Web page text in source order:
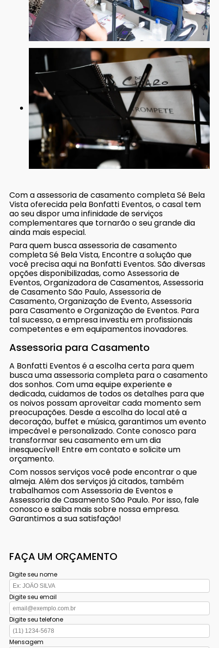
Com a assessoria de casamento completa Sé Bela
Vista oferecida pela Bonfatti Eventos, o casal tem
ao seu dispor uma infinidade de serviços
complementares que tornarão o seu grande dia
ainda mais especial.
Para quem busca assessoria de casamento
completa Sé Bela Vista, Encontre a solução que
você precisa aqui na Bonfatti Eventos. São diversas
opções disponibilizadas, como Assessoria de
Eventos, Organizadora de Casamentos, Assessoria
de Casamento São Paulo, Assessoria de
Casamento, Organização de Evento, Assessoria
para Casamento e Organização de Eventos. Para
tal sucesso, a empresa investiu em profissionais
competentes e em equipamentos inovadores.
Assessoria para Casamento
A Bonfatti Eventos é a escolha certa para quem
busca uma assessoria completa para o casamento
dos sonhos. Com uma equipe experiente e
dedicada, cuidamos de todos os detalhes para que
os noivos possam aproveitar cada momento sem
preocupações. Desde a escolha do local até a
decoração, buffet e música, garantimos um evento
impecável e personalizado. Conte conosco para
transformar seu casamento em um dia
inesquecível! Entre em contato e solicite um
orçamento.
Com nossos serviços você pode encontrar o que
almeja. Além dos serviços já citados, também
trabalhamos com Assessoria de Eventos e
Assessoria de Casamento São Paulo. Por isso, fale
conosco e saiba mais sobre nossa empresa.
Garantimos a sua satisfação!
FAÇA UM ORÇAMENTO
Digite seu nome
Digite seu email
Digite seu telefone
Mensagem